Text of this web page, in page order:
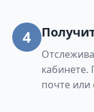
4
кабинете.
почте или